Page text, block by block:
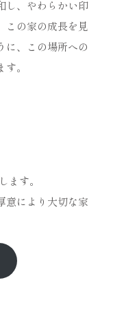
し、やわらかい印
この家の成長を見
に、この場所への
。
す。
意により大切な家